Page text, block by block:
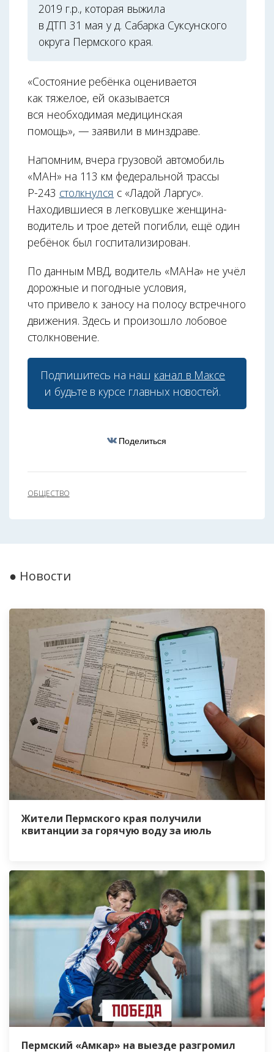
2019 г.р., которая выжила
в ДТП 31 мая у д. Сабарка Суксунского
округа Пермского края.
«Состояние ребёнка оценивается
как тяжелое, ей оказывается
вся необходимая медицинская
помощь», — заявили в минздраве.
Напомним, вчера грузовой автомобиль
«МАН» на 113 км федеральной трассы
Р-243 столкнулся с «Ладой Ларгус».
Находившиеся в легковушке женщина-
водитель и трое детей погибли, ещё один
ребёнок был госпитализирован.
По данным МВД, водитель «МАНа» не учёл
дорожные и погодные условия,
что привело к заносу на полосу встречного
движения. Здесь и произошло лобовое
столкновение.
Подпишитесь на наш канал в Максе
и будьте в курсе главных новостей.
Поделиться
ОБЩЕСТВО
● Новости
Жители Пермского края получили
квитанции за горячую воду за июль
Пермский «Амкар» на выезде разгромил